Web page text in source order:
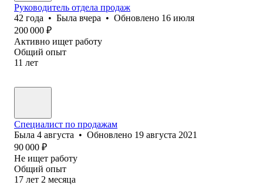
Руководитель отдела продаж
42 года • Была вчера • Обновлено 16 июля
200 000 ₽
Активно ищет работу
Общий опыт
11 лет
Специалист по продажам
Была 4 августа • Обновлено 19 августа 2021
90 000 ₽
Не ищет работу
Общий опыт
17 лет 2 месяца